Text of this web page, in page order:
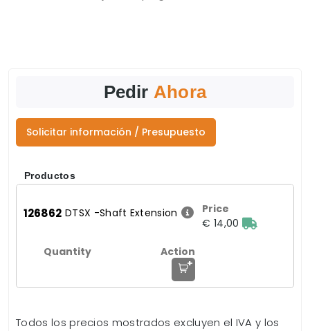
Pedir Ahora
Solicitar información / Presupuesto
Productos
126862 DTSX -Shaft Extension
€ 14,00
+
Todos los precios mostrados excluyen el IVA y los